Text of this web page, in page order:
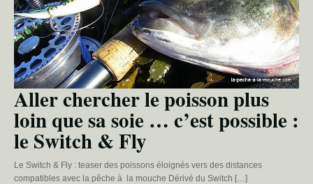
Aller chercher le poisson plus
loin que sa soie … c’est possible :
le Switch & Fly
Le Switch & Fly : teaser des poissons éloignés vers des distances
compatibles avec la pêche à la mouche Dérivé du Switch […]